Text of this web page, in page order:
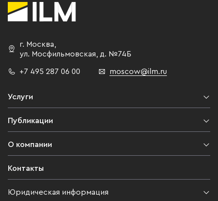
г. Москва,
ул. Мосфильмовская, д. №74Б
+7 495 287 06 00 moscow@ilm.ru
Услуги
Публикации
О компании
Контакты
Юридическая информация